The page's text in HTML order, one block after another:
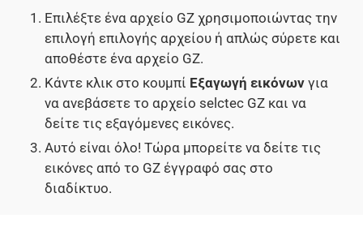
Επιλέξτε ένα αρχείο GZ χρησιμοποιώντας την
επιλογή επιλογής αρχείου ή απλώς σύρετε και
αποθέστε ένα αρχείο GZ.
Κάντε κλικ στο κουμπί Εξαγωγή εικόνων για
να ανεβάσετε το αρχείο selctec GZ και να
δείτε τις εξαγόμενες εικόνες.
Αυτό είναι όλο! Τώρα μπορείτε να δείτε τις
εικόνες από το GZ έγγραφό σας στο
διαδίκτυο.